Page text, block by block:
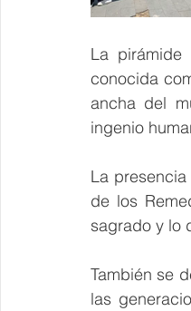
La
conocida
ancha del
ingenio
La
de los
sagrado y lo
También se
las